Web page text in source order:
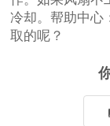
冷却。帮助中心
取的呢？